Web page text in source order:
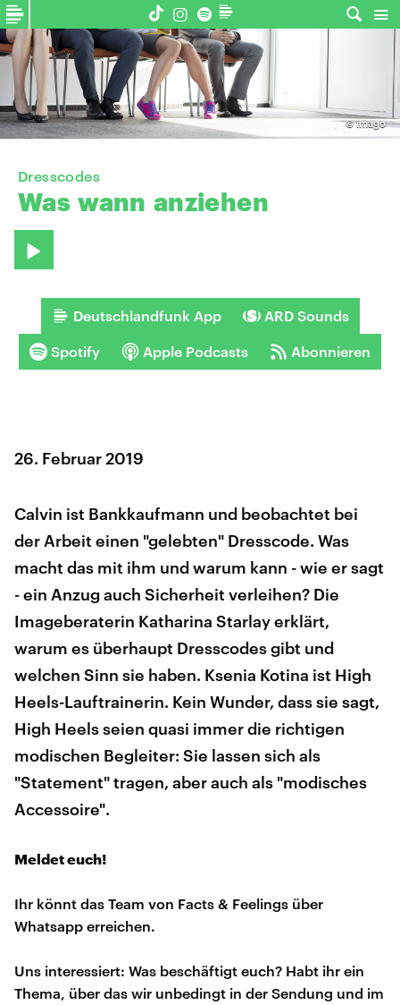
©imago
Dresscodes
Was wann anziehen
Deutschlandfunk App ARD Sounds
Spotify Apple Podcasts Abonnieren
26. Februar 2019
Calvin ist Bankkaufmann und beobachtet bei
der Arbeit einen "gelebten" Dresscode. Was
macht das mit ihm und warum kann - wie er sagt
- ein Anzug auch Sicherheit verleihen? Die
Imageberaterin Katharina Starlay erklärt,
warum es überhaupt Dresscodes gibt und
welchen Sinn sie haben. Ksenia Kotina ist High
Heels-Lauftrainerin. Kein Wunder, dass sie sagt,
High Heels seien quasi immer die richtigen
modischen Begleiter: Sie lassen sich als
"Statement" tragen, aber auch als "modisches
Accessoire".
Meldet euch!
Ihr könnt das Team von Facts & Feelings über
Whatsapp erreichen.
Uns interessiert: Was beschäftigt euch? Habt ihr ein
Thema, über das wir unbedingt in der Sendung und im